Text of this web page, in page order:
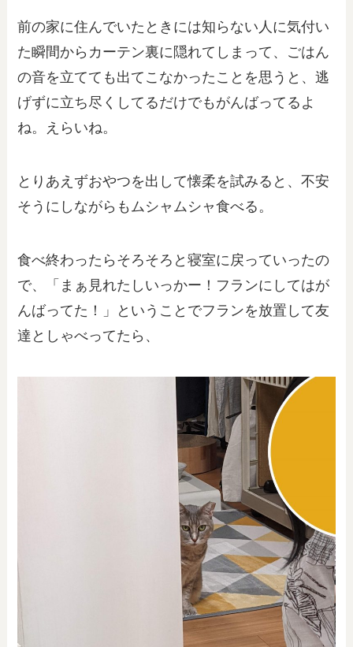
前の家に住んでいたときには知らない人に気付い
た瞬間からカーテン裏に隠れてしまって、ごはん
の音を立てても出てこなかったことを思うと、逃
げずに立ち尽くしてるだけでもがんばってるよ
ね。えらいね。
とりあえずおやつを出して懐柔を試みると、不安
そうにしながらもムシャムシャ食べる。
食べ終わったらそろそろと寝室に戻っていったの
で、「まぁ見れたしいっかー！フランにしてはが
んばってた！」ということでフランを放置して友
達としゃべってたら、